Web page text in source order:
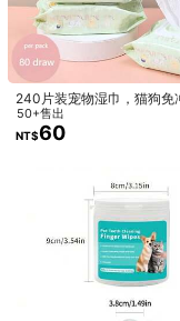
宠物清洁湿巾，加厚
240片装宠物湿巾，猫狗免
巾，可清洁泪痕和身体部位
巾，宠物清洁用品，适合日
旅行
50+售出
NT$60